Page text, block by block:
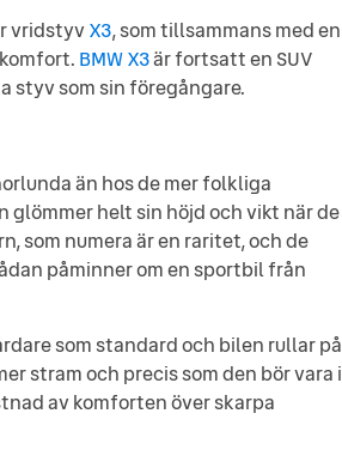
vridstyvX3, som tillsammans med en
BMW X3är fortsatt en SUV
styv som sin föregångare.
än hos de mer folkliga
helt sin höjd och vikt när de
som numera är en raritet, och de
påminner om en sportbil från
som standard och bilen rullar på
stram och precis som den bör vara i
av komforten över skarpa